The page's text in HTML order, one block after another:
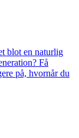
blot en naturlig
Få
på, hvornår du